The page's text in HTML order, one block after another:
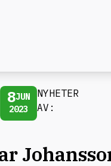
8JUN
2023
NYHETER
AV: